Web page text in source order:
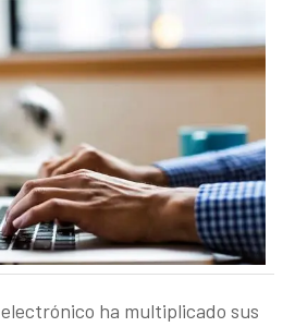
ha multiplicado sus